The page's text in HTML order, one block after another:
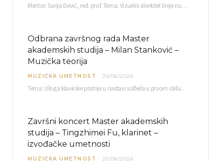
Mentor: Sanja Dević, red. prof. Tema: Vizuelni identitet linije nutricionističkih proizvoda Vita+: Od ambalaže do multimedijalne komunikacije Petak, 03. 07.…
Odbrana završnog rada Master
akademskih studija – Milan Stanković –
Muzička teorija
MUZIČKA UMETNOST 25/06/2026
Tema: Uloga klavirske pratnje u nastavi solfeđa u prvom ciklusu osnovne muzičke škole Mentor…
Završni koncert Master akademskih
studija – Tingzhimei Fu, klarinet –
izvođačke umetnosti
MUZIČKA UMETNOST 25/06/2026